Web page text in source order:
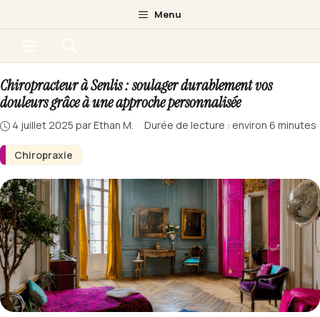
au
Menu
Chiropraxie
Chiropracteur à Senlis : soulager durablement vos
douleurs grâce à une approche personnalisée
4 juillet 2025 parEthan M. · Durée de lecture : environ 6 minutes